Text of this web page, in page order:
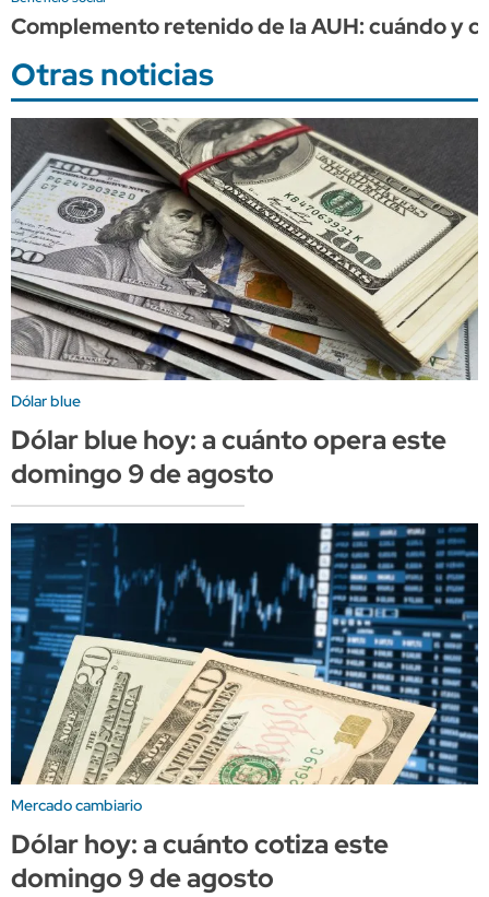
Complemento retenido de la AUH: cuándo y
Otras noticias
Dólar blue
Dólar blue hoy: a cuánto opera este
domingo 9 de agosto
Mercado cambiario
Dólar hoy: a cuánto cotiza este
domingo 9 de agosto